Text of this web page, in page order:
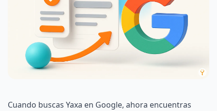
Cuando buscas Yaxa en Google, ahora encuentras